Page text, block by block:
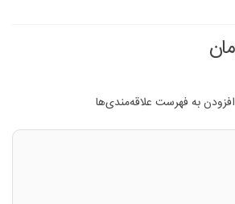
افزودن به فهرست علاقه‌مندی‌ها